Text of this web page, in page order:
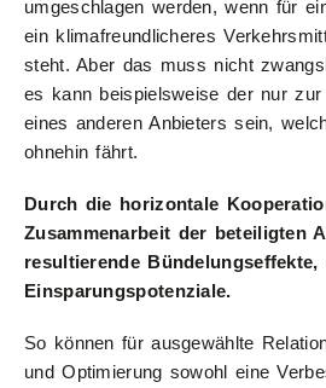
umgeschlagen werden, wenn für
ein klimafreundlicheres
steht. Aber das muss nicht
es kann beispielsweise der nur
eines anderen Anbieters sein,
ohnehin fährt.
Durch die horizontale
Zusammenarbeit der beteiligten
resultierende
Einsparungspotenziale.
So können für ausgewählte
und Optimierung sowohl eine